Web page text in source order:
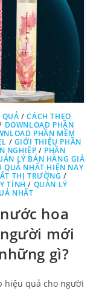
QUẢ /CÁCH THEO
DOWNLOAD PHẦN
PHẦN MỀM
/ GIỚI THIỆU PHẦN
NGHIỆP / PHẦN
LÝ BÁN HÀNG GIÁ
QUẢ NHẤT HIỆN NAY
THỊ TRƯỜNG /
TÍNH / QUẢN LÝ
NHẤT
hoa
mới
gì?
hiệu quả cho người